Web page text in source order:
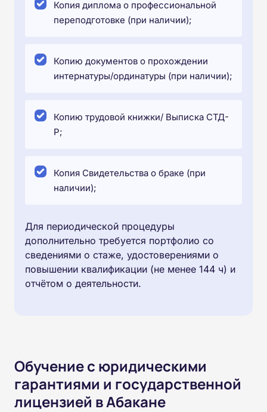
Копия диплома о профессиональной
переподготовке (при наличии);
Копию документов о прохождении
интернатуры/ординатуры (при наличии);
Копию трудовой книжки/ Выписка СТД-
Р;
Копия Свидетельства о браке (при
наличии);
Для периодической процедуры
дополнительно требуется портфолио со
сведениями о стаже, удостоверениями о
повышении квалификации (не менее 144 ч) и
отчётом о деятельности.
Обучение с юридическими
гарантиями и государственной
лицензией в Абакане